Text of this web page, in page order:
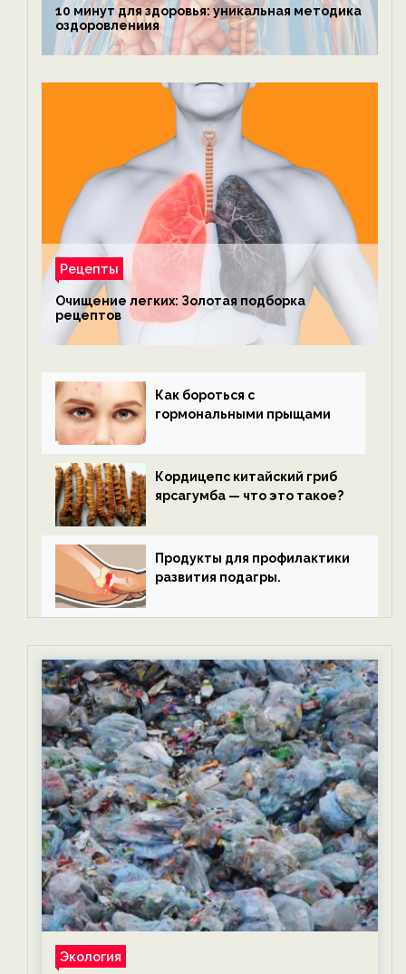
10 минут для здоровья: уникальная методика
оздоровлениия
Рецепты
Очищение легких: Золотая подборка
рецептов
Как бороться с
гормональными прыщами
Кордицепс китайский гриб
ярсагумба — что это такое?
Продукты для профилактики
развития подагры.
Экология